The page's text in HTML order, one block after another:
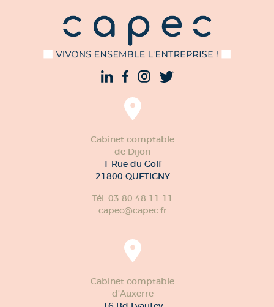
Cabinet comptable
de Dijon
1 Rue du Golf
21800 QUETIGNY
Tél. 03 80 48 11 11
capec@capec.fr
Cabinet comptable
d'Auxerre